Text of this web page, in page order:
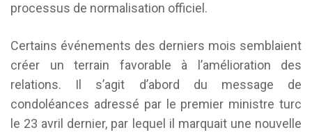
processus de normalisation officiel.
Certains événements des derniers mois semblaient
créer un terrain favorable à l’amélioration des
relations. Il s’agit d’abord du message de
condoléances adressé par le premier ministre turc
le 23 avril dernier, par lequel il marquait une nouvelle